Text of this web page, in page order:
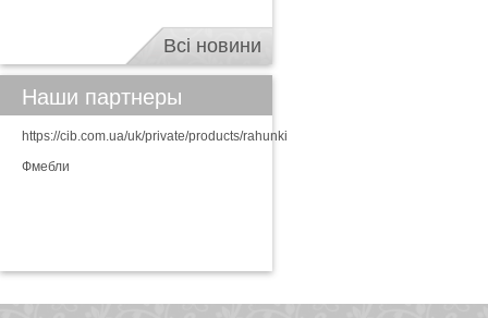
Всі новини
Наши партнеры
https://cib.com.ua/uk/private/products/rahunki
Фмебли